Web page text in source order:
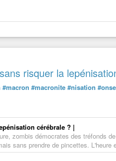
risquer la
#macron #macronite #nisation
cérébrale ? |
zombis démocrates des tréfonds
sans prendre de pincettes. L'heure